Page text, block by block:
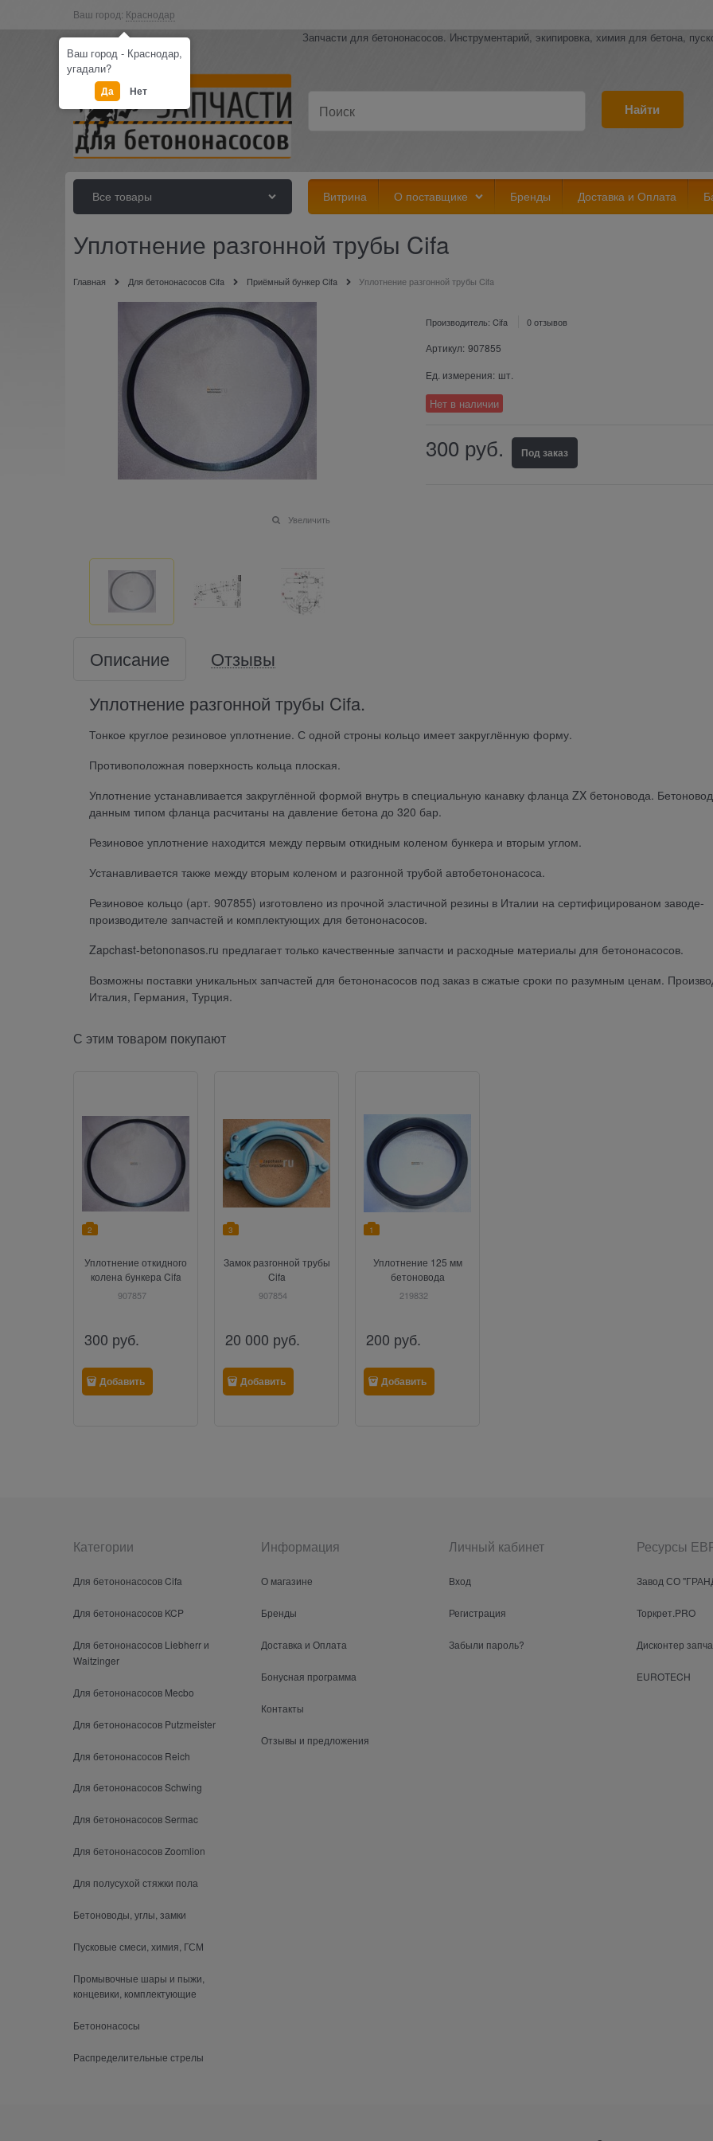
Ваш город: Краснодар
Запчасти для бетононасосов. Инструментарий, экипировка, химия для бетона,
Найти
Все товары Витрина О поставщике Бренды Доставка и Оплата
Уплотнение разгонной трубы Cifa
Главная Для бетононасосов Cifa Приёмный бункер Cifa Уплотнение разгонной трубы Cifa
Увеличить
Производитель: Cifa 0 отзывов
Артикул: 907855
Ед. измерения: шт.
Нет в наличии
300 руб. Под заказ
Описание
Отзывы
Уплотнение разгонной трубы Cifa.
Тонкое круглое резиновое уплотнение. С одной строны кольцо имеет закруглённую форму.
Противоположная поверхность кольца плоская.
Уплотнение устанавливается закруглённой формой внутрь в специальную канавку фланца ZX бетоновода.
данным типом фланца расчитаны на давление бетона до 320 бар.
Резиновое уплотнение находится между первым откидным коленом бункера и вторым углом.
Устанавливается также между вторым коленом и разгонной трубой автобетононасоса.
Резиновое кольцо (арт. 907855) изготовлено из прочной эластичной резины в Италии на сертифицированом заводе-
производителе запчастей и комплектующих для бетононасосов.
Zapchast-betononasos.ru предлагает только качественные запчасти и расходные материалы для бетононасосов.
Возможны поставки уникальных запчастей для бетононасосов под заказ в сжатые сроки по разумным ценам.
Италия, Германия, Турция.
С этим товаром покупают
2
Уплотнение откидного
колена бункера Cifa
907857
300 руб.
Добавить
3
Замок разгонной трубы
Cifa
907854
20 000 руб.
Добавить
1
Уплотнение 125 мм
бетоновода
219832
200 руб.
Добавить
Категории
Для бетононасосов Cifa
Для бетононасосов KCP
Для бетононасосов Liebherr и
Waitzinger
Для бетононасосов Mecbo
Для бетононасосов Putzmeister
Для бетононасосов Reich
Для бетононасосов Schwing
Для бетононасосов Sermac
Для бетононасосов Zoomlion
Для полусухой стяжки пола
Бетоноводы, углы, замки
Пусковые смеси, химия, ГСМ
Промывочные шары и пыжи,
концевики, комплектующие
Бетононасосы
Распределительные стрелы
Информация
О магазине
Бренды
Доставка и Оплата
Бонусная программа
Контакты
Отзывы и предложения
Личный кабинет
Вход
Регистрация
Забыли пароль?
Ресурсы
Завод СО
Торкрет.PRO
Дисконтер
EUROTECH
Ваш город - Краснодар,
угадали?
Да Нет